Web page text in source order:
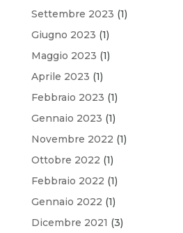
Settembre 2023 (1)
Giugno 2023 (1)
Maggio 2023 (1)
Aprile 2023 (1)
Febbraio 2023 (1)
Gennaio 2023 (1)
Novembre 2022 (1)
Ottobre 2022 (1)
Febbraio 2022 (1)
Gennaio 2022 (1)
Dicembre 2021 (3)